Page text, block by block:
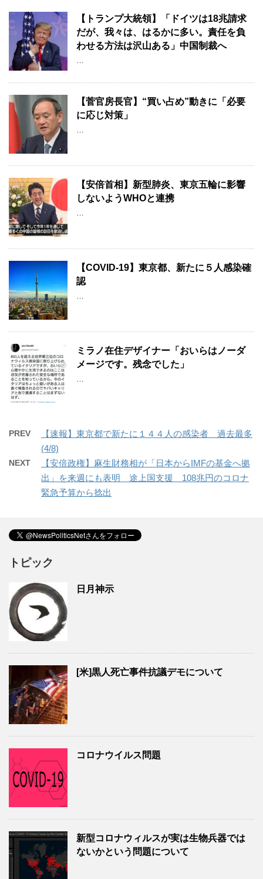
【トランプ大統領】「ドイツは18兆請求
だが、我々は、はるかに多い。責任を負
わせる方法は沢山ある」中国制裁へ
…
【菅官房長官】“買い占め”動きに「必要
に応じ対策」
…
【安倍首相】新型肺炎、東京五輪に影響
しないようWHOと連携
…
【COVID-19】東京都、新たに５人感染確
認
…
ミラノ在住デザイナー「おいらはノーダ
メージです。残念でした」
…
PREV
【速報】東京都で新たに１４４人の感染者 過去最多
(4/8)
NEXT
【安倍政権】麻生財務相が「日本からIMFの基金へ拠
出」を来週にも表明 途上国支援 108兆円のコロナ
緊急予算から捻出
トピック
日月神示
[米]黒人死亡事件抗議デモについて
コロナウイルス問題
新型コロナウィルスが実は生物兵器では
ないかという問題について